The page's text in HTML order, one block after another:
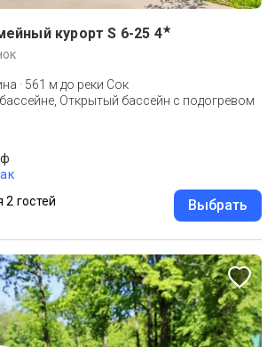
курорт S 6-25 4★
· 561 м до реки Сок
Открытый бассейн с подогревом
2 гостей Выбрать